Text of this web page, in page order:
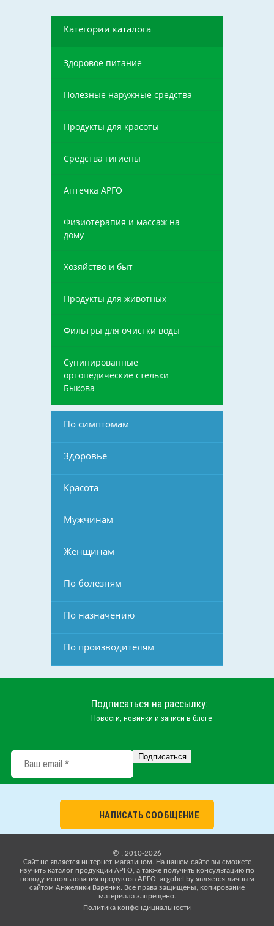
Категории каталога
Здоровое питание
Полезные наружные средства
Продукты для красоты
Средства гигиены
Аптечка АРГО
Физиотерапия и массаж на
дому
Хозяйство и быт
Продукты для животных
Фильтры для очистки воды
Супинированные
ортопедические стельки
Быкова
По симптомам
Здоровье
Красота
Мужчинам
Женщинам
По болезням
По назначению
По производителям
Подписаться на рассылку:
Новости, новинки и записи в блоге
НАПИСАТЬ СООБЩЕНИЕ
© , 2010-2026
Cайт не является интернет-магазином. На нашем сайте вы сможете
изучить каталог продукции АРГО, а также получить консультацию по
поводу использования продуктов АРГО. argobel.by является личным
сайтом Анжелики Вареник. Все права защищены, копирование
материала запрещено.
Политика конфендициальности